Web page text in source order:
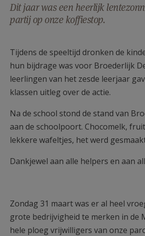
Dit jaar was een heerlijk
partij op onze koffiestop.
Tijdens de speeltijd dronken de
hun bijdrage was voor Broederlijk
leerlingen van het zesde leerjaar
klassen uitleg over de actie.
Na de school stond de stand van
aan de schoolpoort. Chocomelk,
lekkere wafeltjes, het werd
Dankjewel aan alle helpers en aan
Zondag 31 maart was er al heel
grote bedrijvigheid te merken in de
hele ploeg vrijwilligers van onze